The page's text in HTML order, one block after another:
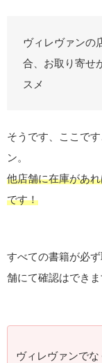
ヴィレヴァンの
合、お取り寄せ
スメ
そうです、ここで
ン。
他店舗に在庫があ
です！
すべての書籍が必
舗にて確認はできま
ヴィレヴァンで